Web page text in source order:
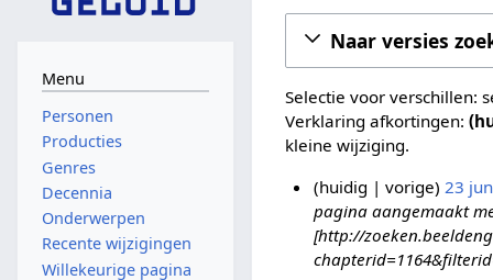
Naar versies
Selectie voor verschillen:
Verklaring afkortingen:
kleine wijziging.
huidig vorige 23
pagina aangemaakt
[http://
Menu
Personen
Producties
Genres
Decennia
Onderwerpen
Recente wijzigingen
Willekeurige pagina